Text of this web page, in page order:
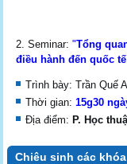
Seminar:"Tổng
điều hành đến quốc
Trình bày: Trần Quế
Thời gian:15g30
Địa điểm: P. Học
Chiêu sinh các